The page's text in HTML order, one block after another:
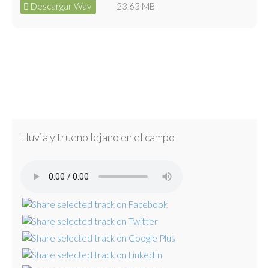
Descargar Wav 23.63 MB
Lluvia y trueno lejano en el campo